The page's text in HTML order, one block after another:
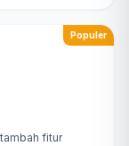
Populer
fitur